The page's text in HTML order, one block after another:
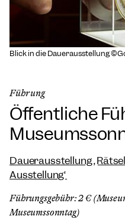
Blick in die Dauerausstellung
Führung
Öffentliche
Dauerausstellung
Ausstellung“
Führungsgebühr: 2 €
Museumssonntag)